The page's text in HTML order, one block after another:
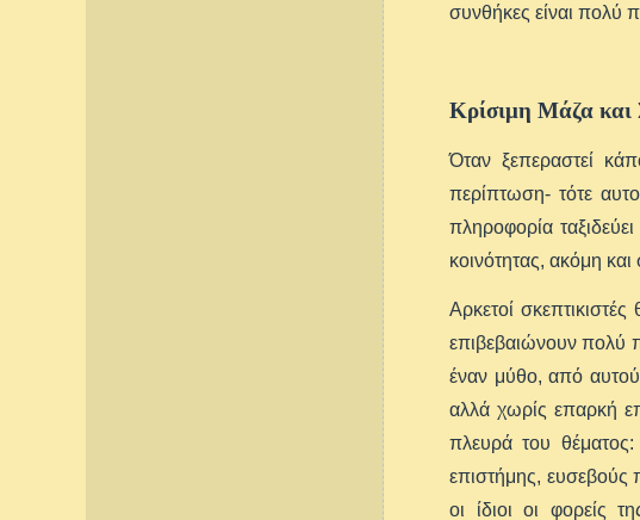
συνθήκες είναι πολύ
Κρίσιμη Μάζα
Όταν ξεπεραστεί
περίπτωση- τότε
πληροφορία
κοινότητας, ακόμη
Αρκετοί
επιβεβαιώνουν πολύ
έναν μύθο, από
αλλά χωρίς επαρκή
πλευρά του
επιστήμης, ευσεβούς
οι ίδιοι οι φορείς